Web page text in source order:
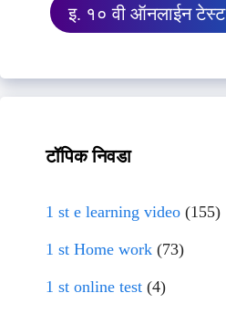
इ. १० वी ऑनलाईन टेस्ट
टॉपिक निवडा
1 st e learning video (155)
1 st Home work (73)
1 st online test (4)